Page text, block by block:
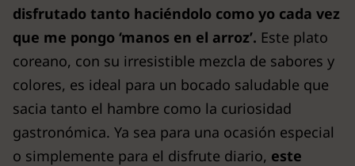
disfrutado tanto haciéndolo como yo cada vez
que me pongo ‘manos en el arroz’. Este plato
coreano, con su irresistible mezcla de sabores y
colores, es ideal para un bocado saludable que
sacia tanto el hambre como la curiosidad
gastronómica. Ya sea para una ocasión especial
o simplemente para el disfrute diario, este